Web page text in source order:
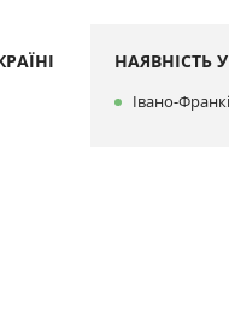
НАЯВНІСТЬ
Івано-